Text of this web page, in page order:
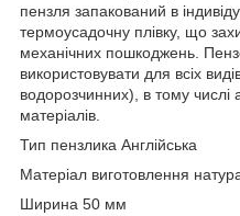
пензля запакований в
термоусадочну плівку, що
механічних пошкоджень.
використовувати для всіх
водорозчинних), в тому
матеріалів.
Тип пензлика Англійська
Матеріал виготовлення
Ширина 50 мм